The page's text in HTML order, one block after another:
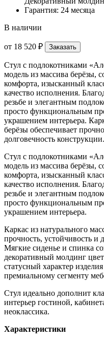
Гарантия: 24 месяца
В наличии
от 18 520 ₽ Заказать
Стул с подлокотниками
модель из массива берёзы,
комфорта, изысканный
качество исполнения.
резьбе и элегантным
просто функциональным
украшением интерьера.
берёзы обеспечивает
долговечность
Стул с подлокотниками
модель из массива берёзы,
комфорта, изысканный
качество исполнения.
резьбе и элегантным
просто функциональным
украшением интерьера.
Каркас из натурального
прочность, устойчивость и
Мягкие сиденье и спинка
декоративный молдинг
статусный характер
премиальному сегменту
Стул идеально дополнит
интерьер гостиной,
неоклассика.
Характеристики